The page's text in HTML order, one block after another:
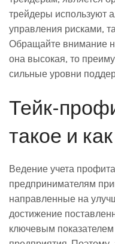
трейдеры используют
управления рисками,
Обращайте внимание
она высокая, то
сильные уровни
Тейк-
такое и
Ведение учета
предпринимателям
направленные на
достижение
ключевым